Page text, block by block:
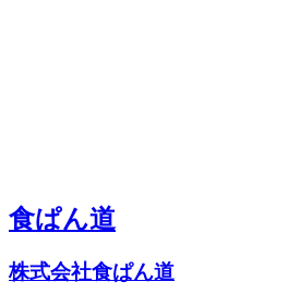
食ぱん道
株式会社食ぱん道